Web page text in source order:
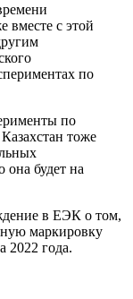
вместе с этой
по
по
тоже
она будет на
в ЕЭК о том,
маркировку
2022 года.